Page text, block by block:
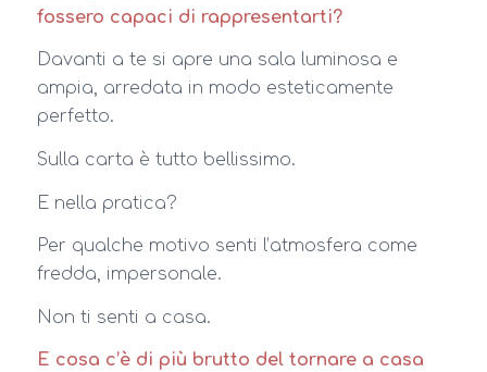
fossero capaci di rappresentarti?
Davanti a te si apre una sala luminosa e
ampia, arredata in modo esteticamente
perfetto.
Sulla carta è tutto bellissimo.
E nella pratica?
Per qualche motivo senti l’atmosfera come
fredda, impersonale.
Non ti senti a casa.
E cosa c’è di più brutto del tornare a casa